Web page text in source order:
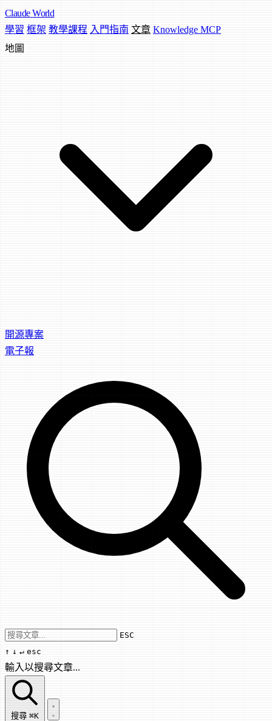
Claude World
學習 框架 教學課程 入門指南 文章 Knowledge MCP
地圖
開源專案
電子報
Use arrow keys to navigate results,
ESC
↑ ↓ ↵ esc
輸入以搜尋文章...
搜尋文章...
搜尋 ⌘K